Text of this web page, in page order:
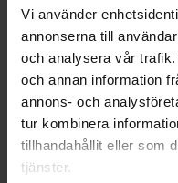
Vi använder
annonserna till
och analysera vår
och annan information
annons- och
tur kombinera
tillhandahållit eller som
tjänster.
LANDSKRONA
NYA UPPDRAG
OHLSSONS REGION SYD
OHLSSONS REGION VÄST